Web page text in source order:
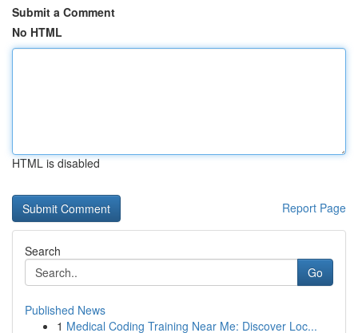
Submit a Comment
No HTML
HTML is disabled
Report Page
Search
Go
Published News
1 Medical Coding Training Near Me: Discover Loc...